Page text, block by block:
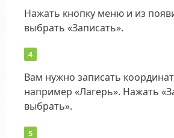
Нажать кнопку меню и из
выбрать «Записать».
Вам нужно записать
например «Лагерь». Нажать
выбрать».